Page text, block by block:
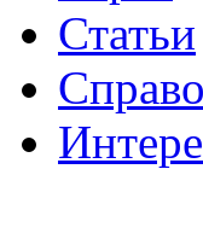
Статьи